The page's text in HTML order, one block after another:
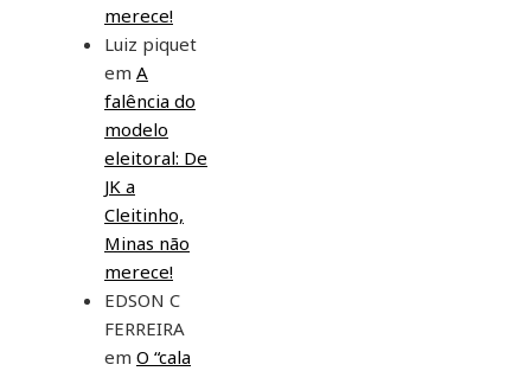
merece!
Luiz piquet
em A
falência do
modelo
eleitoral: De
JK a
Cleitinho,
Minas não
merece!
EDSON C
FERREIRA
em O “cala